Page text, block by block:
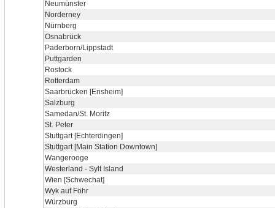
Neumünster
Norderney
Nürnberg
Osnabrück
Paderborn/Lippstadt
Puttgarden
Rostock
Rotterdam
Saarbrücken [Ensheim]
Salzburg
Samedan/St. Moritz
St. Peter
Stuttgart [Echterdingen]
Stuttgart [Main Station Downtown]
Wangerooge
Westerland - Sylt Island
Wien [Schwechat]
Wyk auf Föhr
Würzburg